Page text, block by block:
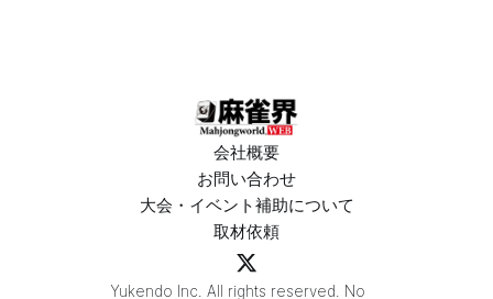
会社概要
お問い合わせ
大会・イベント補助について
取材依頼
Yukendo Inc. All rights reserved. No